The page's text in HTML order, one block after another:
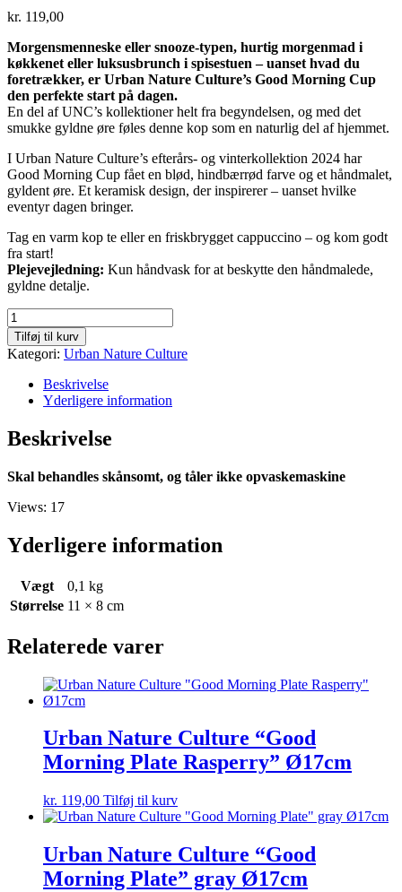
kr. 119,00
Morgensmenneske eller snooze-typen, hurtig morgenmad i
køkkenet eller luksusbrunch i spisestuen – uanset hvad du
foretrækker, er Urban Nature Culture’s Good Morning Cup
den perfekte start på dagen.
En del af UNC’s kollektioner helt fra begyndelsen, og med det
smukke gyldne øre føles denne kop som en naturlig del af hjemmet.
I Urban Nature Culture’s efterårs- og vinterkollektion 2024 har
Good Morning Cup fået en blød, hindbærrød farve og et håndmalet,
gyldent øre. Et keramisk design, der inspirerer – uanset hvilke
eventyr dagen bringer.
Tag en varm kop te eller en friskbrygget cappuccino – og kom godt
fra start!
Plejevejledning: Kun håndvask for at beskytte den håndmalede,
gyldne detalje.
Urban
Nature
Culture
"Good
Morning
Cup"
raspberry
antal
Tilføj til kurv
Kategori: Urban Nature Culture
Beskrivelse
Yderligere information
Beskrivelse
Skal behandles skånsomt, og tåler ikke opvaskemaskine
Views: 17
Yderligere information
Vægt
0,1 kg
Størrelse 11 × 8 cm
Relaterede varer
Urban Nature Culture “Good
Morning Plate Rasperry” Ø17cm
kr. 119,00 Tilføj til kurv
Urban Nature Culture “Good
Morning Plate” gray Ø17cm